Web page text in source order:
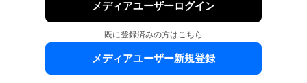
メディアユーザーログイン
既に登録済みの方はこちら
メディアユーザー新規登録